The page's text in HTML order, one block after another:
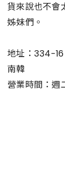
貨來說也不會
姊妹們。
地址：334-
南韓
營業時間：週